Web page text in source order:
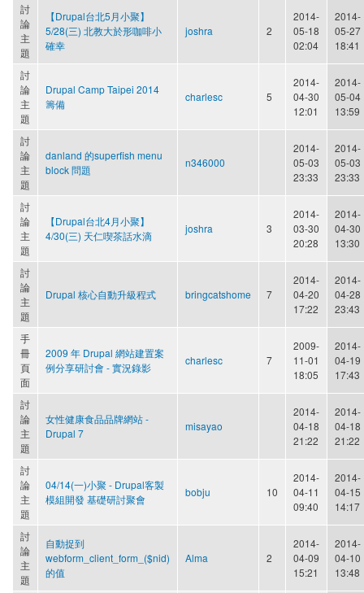
討
論
主
題
【Drupal台北5月小聚】
5/28(三) 北教大於形咖啡小
確幸
joshra 2
2014-
05-18
02:04
2014-
05-27
18:41
討
論
主
題
Drupal Camp Taipei 2014
籌備
charlesc 5
2014-
04-30
12:01
2014-
05-04
13:59
討
論
主
題
danland 的superfish menu
block 問題
n346000
2014-
05-03
23:33
2014-
05-03
23:33
討
論
主
題
【Drupal台北4月小聚】
4/30(三) 天仁喫茶話水滴
joshra 3
2014-
03-30
20:28
2014-
04-30
13:30
討
論
主
題
Drupal 核心自動升級程式 bringcatshome 7
2014-
04-20
17:22
2014-
04-28
23:43
手
冊
頁
面
2009 年 Drupal 網站建置案
例分享研討會 - 實況錄影
charlesc 7
2009-
11-01
18:05
2014-
04-19
17:43
討
論
主
題
女性健康食品品牌網站 -
Drupal 7
misayao
2014-
04-18
21:22
2014-
04-18
21:22
討
論
主
題
04/14(一)小聚 - Drupal客製
模組開發 基礎研討聚會
bobju 10
2014-
04-11
09:40
2014-
04-15
14:17
討
論
主
題
自動捉到
webform_client_form_($nid)
的值
Alma 2
2014-
04-09
15:21
2014-
04-10
13:48